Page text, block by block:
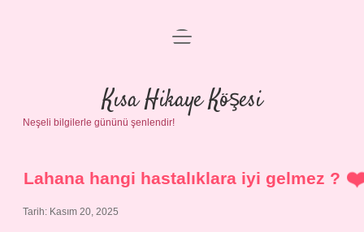
Anasayfa
Gizlilik Politikası
Yasal Uyarı
menüyü
Kısa Hikaye Köşesi
Neşeli bilgilerle gününü şenlendir!
Lahana hangi hastalıklara iyi gelmez ?
Tarih: Kasım 20, 2025